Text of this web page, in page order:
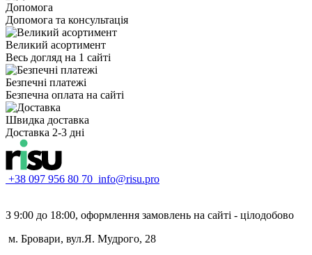
Допомога
Допомога та консультація
Великий асортимент
Весь догляд на 1 сайті
Безпечні платежі
Безпечна оплата на сайті
Швидка доставка
Доставка 2-3 дні
+38 097 956 80 70 info@risu.pro
З 9:00 до 18:00, оформлення замовлень на сайті - цілодобово
м. Бровари, вул.Я. Мудрого, 28